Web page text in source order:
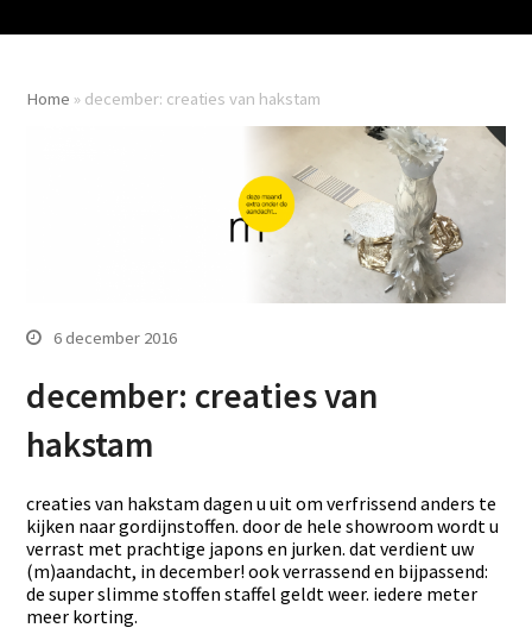
Home » december: creaties van hakstam
6 december 2016
december: creaties van
hakstam
creaties van hakstam dagen u uit om verfrissend anders te
kijken naar gordijnstoffen. door de hele showroom wordt u
verrast met prachtige japons en jurken. dat verdient uw
(m)aandacht, in december! ook verrassend en bijpassend:
de super slimme stoffen staffel geldt weer. iedere meter
meer korting.